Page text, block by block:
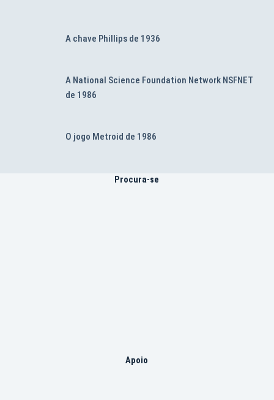
A chave Phillips de 1936
A National Science Foundation Network NSFNET
de 1986
O jogo Metroid de 1986
Procura-se
Apoio